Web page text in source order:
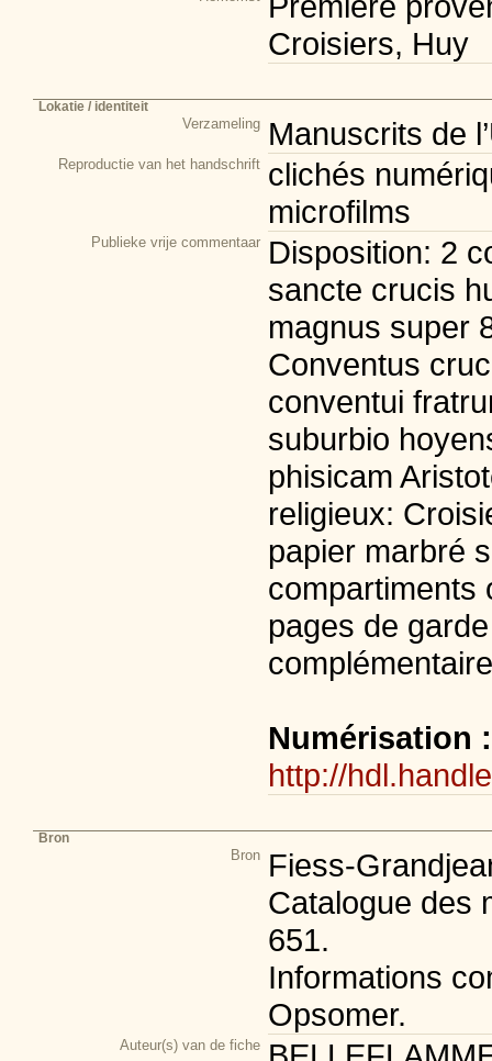
Croisiers, Huy
Lokatie / identiteit
Verzameling Manuscrits de
Reproductie van het handschrift clichés
microfilms
Publieke vrije commentaar Disposition: 2
sancte crucis
magnus super
Conventus
conventui
suburbio
phisicam
religieux:
papier marbré
compartiments
pages de
Numérisation
http://
Bron
Bron Fiess-
Catalogue des
651.
Informations
Opsomer.
Auteur(s) van de fiche